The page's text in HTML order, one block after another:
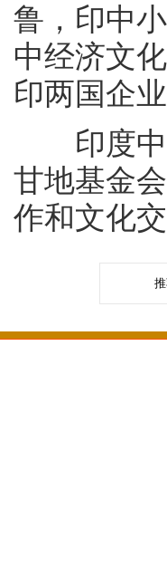
鲁，印中
中经济文
印两国企
印度中
甘地基金
作和文化交